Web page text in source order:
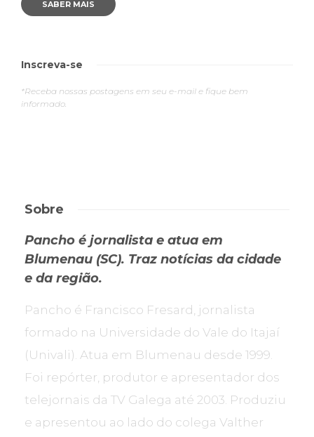
SABER MAIS
Inscreva-se
*Receba nossas postagens em seu e-mail e fique bem
informado.
Sobre
Pancho é jornalista e atua em
Blumenau (SC). Traz notícias da cidade
e da região.
Pancho é Francisco Fresard, jornalista
formado na Universidade do Vale do Itajaí
(Univali). Atua em Blumenau desde 1999.
Foi repórter, produtor e apresentador dos
telejornais da TV Galega até 2003. Produziu
e apresentou ao lado do colega Valther